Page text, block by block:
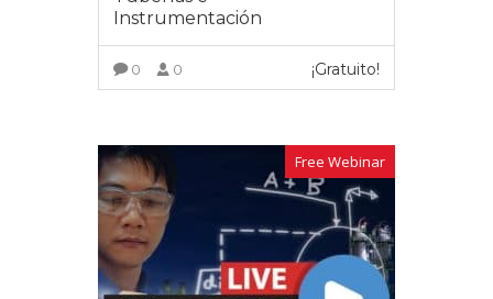
Instrumentación
0 0 ¡Gratuito!
Free Webinar